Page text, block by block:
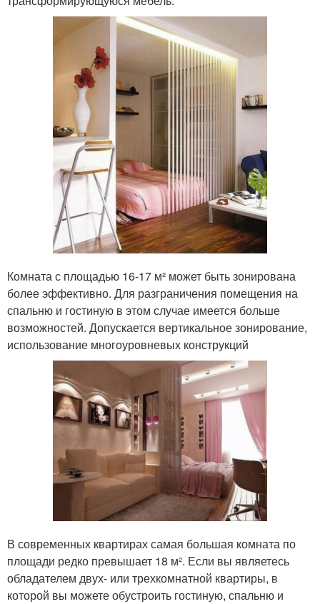
Комната с площадью 16-17 м² может быть зонирована
более эффективно. Для разграничения помещения на
спальню и гостиную в этом случае имеется больше
возможностей. Допускается вертикальное зонирование,
использование многоуровневых конструкций
В современных квартирах самая большая комната по
площади редко превышает 18 м². Если вы являетесь
обладателем двух- или трехкомнатной квартиры, в
которой вы можете обустроить гостиную, спальню и